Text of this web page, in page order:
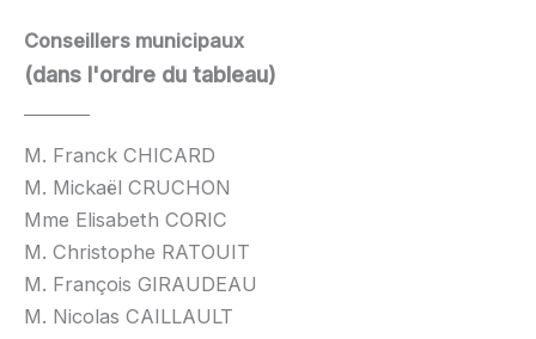
Conseillers municipaux
(dans l'ordre du tableau)
M. Franck CHICARD
M. Mickaël CRUCHON
Mme Elisabeth CORIC
M. Christophe RATOUIT
M. François GIRAUDEAU
M. Nicolas CAILLAULT